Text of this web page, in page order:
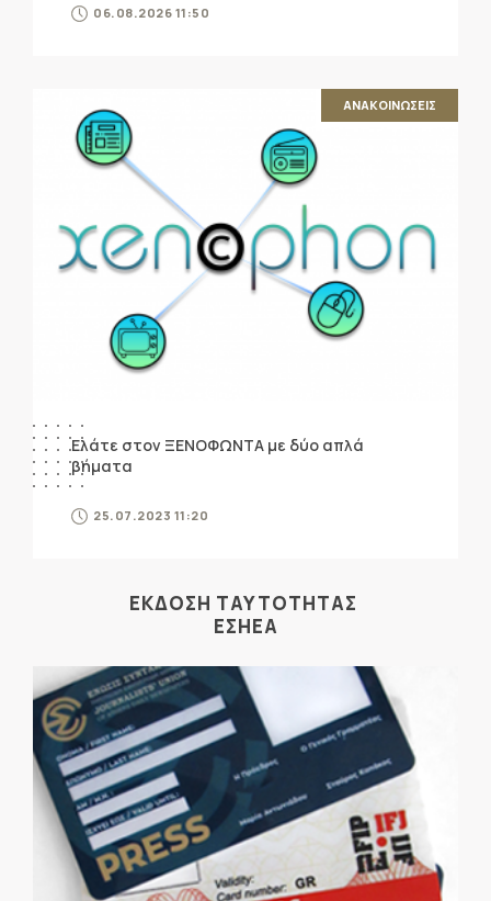
06.08.2026 11:50
ΑΝΑΚΟΙΝΩΣΕΙΣ
Ελάτε στον ΞΕΝΟΦΩΝΤΑ με δύο απλά
βήματα
25.07.2023 11:20
ΕΚΔΟΣΗ ΤΑΥΤΟΤΗΤΑΣ
ΕΣΗΕΑ